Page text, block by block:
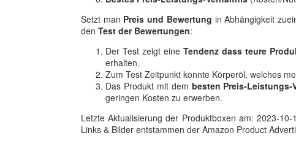
Setzt man Preis und Bewertung in Abhängigkeit
den Test der Bewertungen:
Der Test zeigt eine Tendenz dass teure
erhalten.
Zum Test Zeitpunkt konnte Körperöl, welches
Das Produkt mit dem besten Preis-Leistungs-
geringen Kosten zu erwerben.
Letzte Aktualisierung der Produktboxen am: 2023-
Links & Bilder entstammen der Amazon Product